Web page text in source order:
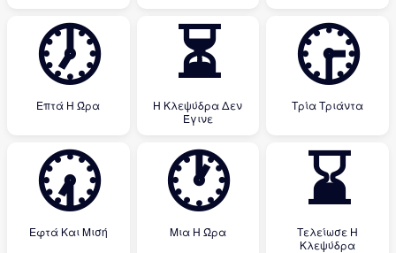
🕖
Επτά Η Ώρα
⏳
Η Κλεψύδρα Δεν
Έγινε
🕞
Τρία Τριάντα
🕢
Εφτά Και Μισή
🕐
Μια Η Ώρα
⌛
Τελείωσε Η
Κλεψύδρα